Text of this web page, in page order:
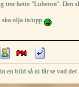
tror hette "Luberon". Den
ska olja in/upp.
en bild så ni får se vad